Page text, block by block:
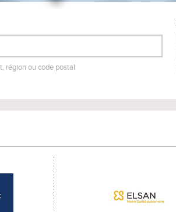
région ou code postal